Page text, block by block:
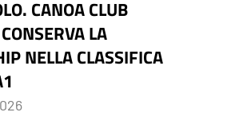
CANOA CLUB
LA
NELLA CLASSIFICA